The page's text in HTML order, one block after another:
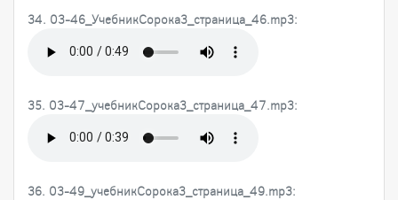
34. 03-46_УчебникСорока3_страница_46.mp3:
35. 03-47_учебникСорока3_страница_47.mp3:
36. 03-49_учебникСорока3_страница_49.mp3: